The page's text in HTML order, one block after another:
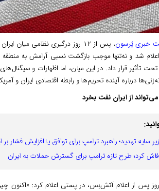
خبری پُرسون
شد و نه‌تنها موجب بازگشت نسبی آرامش به منطقه
تحت تأثیر قرار داد. در این میان، اما اظهارات و
درباره آینده تحریم‌ها و رابطه اقتصادی ایران و
از ایران نفت بخرد
سایه تهدید؛ راهبرد ترامپ برای توافق یا افزایش فشار بر
کرد؛ طرح تازه ترامپ برای گسترش حملات به ایران
پس از اعلام آتش‌بس، در پستی اعلام کرد: «اکنون